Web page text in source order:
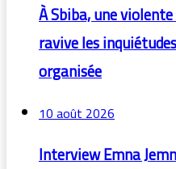
À Sbiba, une
ravive les
organisée
10 août 2026
Interview Emna